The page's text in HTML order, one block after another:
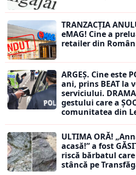
TRANZACȚIA
eMAG! Cine a
retailer din
ARGEȘ. Cine este
ani, prins BEAT la
serviciului.
gestului care a
comunitatea din
ULTIMA ORĂ!
acasă!” a fost
riscă bărbatul
stâncă pe